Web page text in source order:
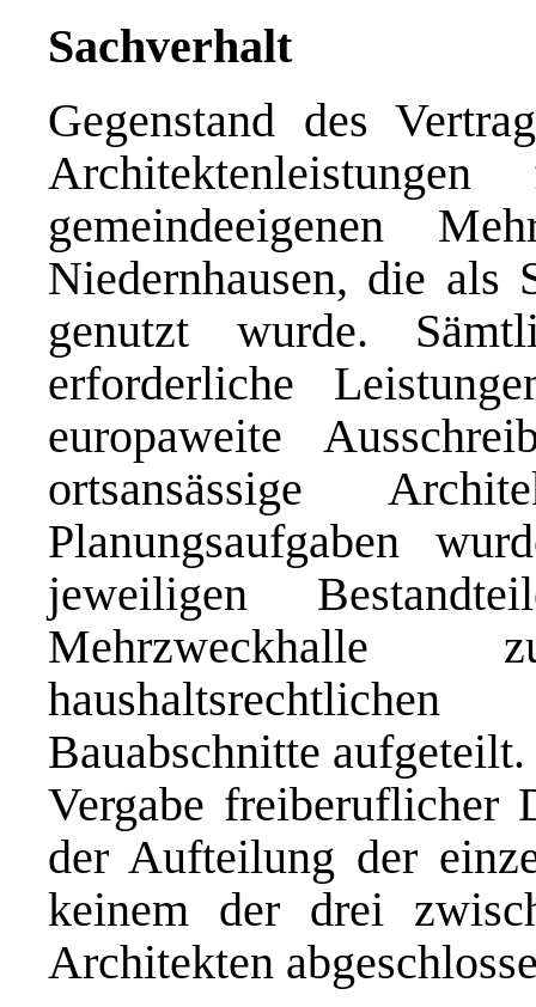
Sachverhalt
Gegenstand des
gemeindeeigenen
Niedernhausen, die als
genutzt wurde.
erforderliche
europaweite
ortsansässige
Planungsaufgaben
jeweiligen
Bauabschnitte
Vergabe freiberuflicher
der Aufteilung der
keinem der drei
Architekten